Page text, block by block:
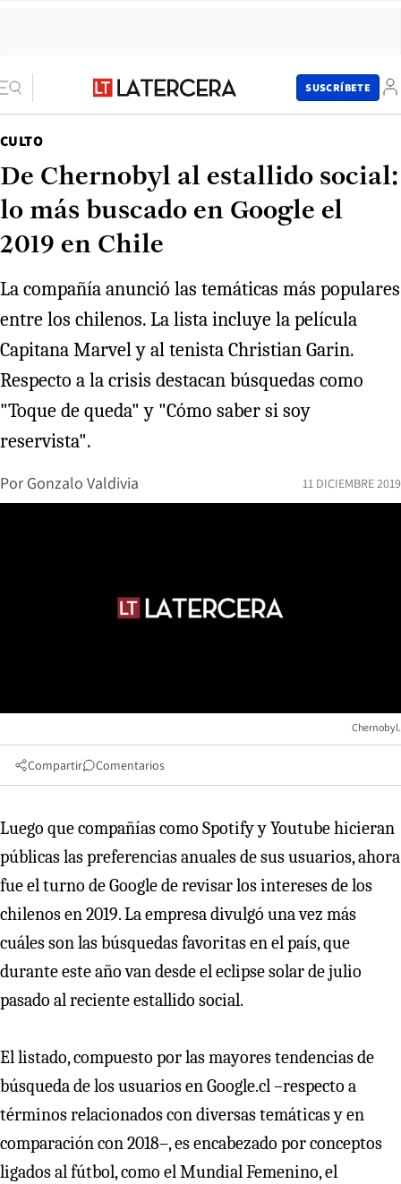
SUSCRÍBETE
CULTO
De Chernobyl al estallido social:
lo más buscado en Google el
2019 en Chile
La compañía anunció las temáticas más populares
entre los chilenos. La lista incluye la película
Capitana Marvel y al tenista Christian Garin.
Respecto a la crisis destacan búsquedas como
"Toque de queda" y "Cómo saber si soy
reservista".
Por Gonzalo Valdivia 11 DICIEMBRE 2019
Chernobyl.
Compartir Comentarios
Luego que compañías como Spotify y Youtube hicieran
públicas las preferencias anuales de sus usuarios, ahora
fue el turno de Google de revisar los intereses de los
chilenos en 2019. La empresa divulgó una vez más
cuáles son las búsquedas favoritas en el país, que
durante este año van desde el eclipse solar de julio
pasado al reciente estallido social.
El listado, compuesto por las mayores tendencias de
búsqueda de los usuarios en Google.cl –respecto a
términos relacionados con diversas temáticas y en
comparación con 2018–, es encabezado por conceptos
ligados al fútbol, como el Mundial Femenino, el